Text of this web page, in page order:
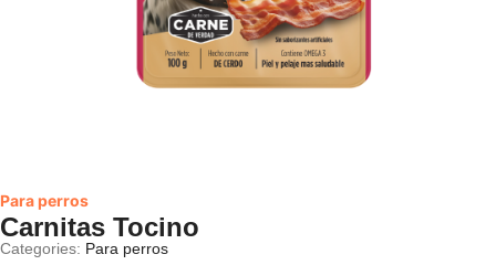
Para perros
Carnitas Tocino
Categories: Para perros